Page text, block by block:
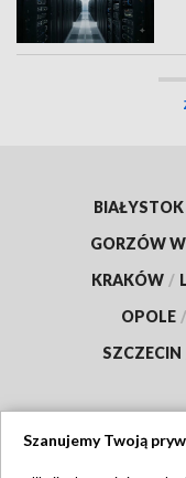
BIAŁYSTOK
GORZÓW
KRAKÓW /
OPOLE /
SZCZECIN
Szanujemy Twoją